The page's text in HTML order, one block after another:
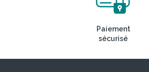
Paiement
sécurisé